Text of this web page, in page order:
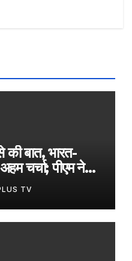
बात, भारत-
चर्चा; पीएम ने
August 8,
TV